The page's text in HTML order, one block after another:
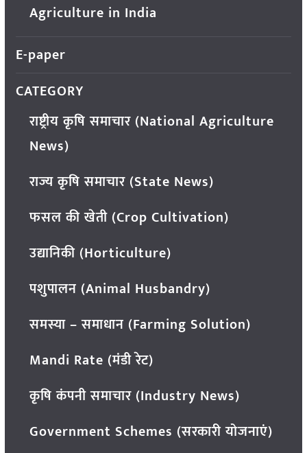
Agriculture in India
E-paper
CATEGORY
राष्ट्रीय कृषि समाचार (National Agriculture
News)
राज्य कृषि समाचार (State News)
फसल की खेती (Crop Cultivation)
उद्यानिकी (Horticulture)
पशुपालन (Animal Husbandry)
समस्या – समाधान (Farming Solution)
Mandi Rate (मंडी रेट)
कृषि कंपनी समाचार (Industry News)
Government Schemes (सरकारी योजनाएं)